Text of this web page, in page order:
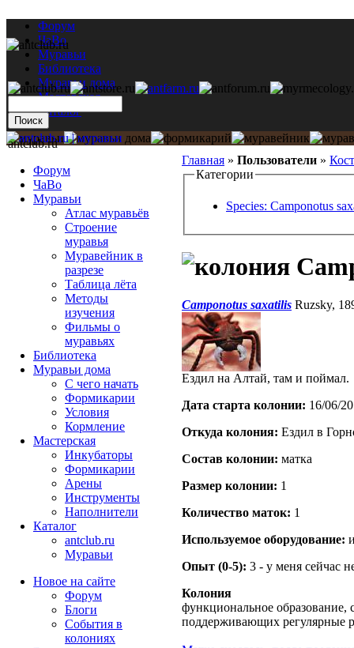
Форум
ЧаВо
Муравьи
Библиотека
Муравьи дома
Мастерская
Каталог
Главная » Пользователи »
Категории
Species: Camponotus
Camponotus saxatilis Ruzsky,
Ездил на Алтай, там и поймал.
Дата старта кoлонии: 16/06/
Откуда кoлония: Ездил в
Состав кoлонии: матка
Размер кoлонии: 1
Количество маток: 1
Используемое оборудование:
Опыт (0-5): 3 - у меня сейчас
Колония
функциональное образование,
поддерживающих регулярные
antclub.ru
Форум
ЧаВо
Муравьи
Атлас муравьёв
Строение
муравья
Муравейник в
разрезе
Таблица лёта
Методы
изучения
Фильмы о
муравьях
Библиотека
Муравьи дома
С чего начать
Формикарии
Условия
Кормление
Мастерская
Инкубаторы
Формикарии
Арены
Инструменты
Наполнители
Каталог
antclub.ru
Муравьи
Новое на сайте
Форум
Блоги
События в
колониях